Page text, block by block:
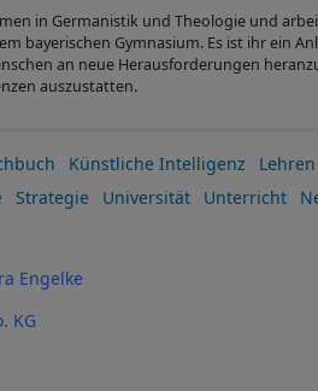
in Germanistik und Theologie und
bayerischen Gymnasium. Es ist ihr ein
an neue Herausforderungen
auszustatten.
Künstliche Intelligenz Lehren
Strategie Universität Unterricht
Engelke
KG